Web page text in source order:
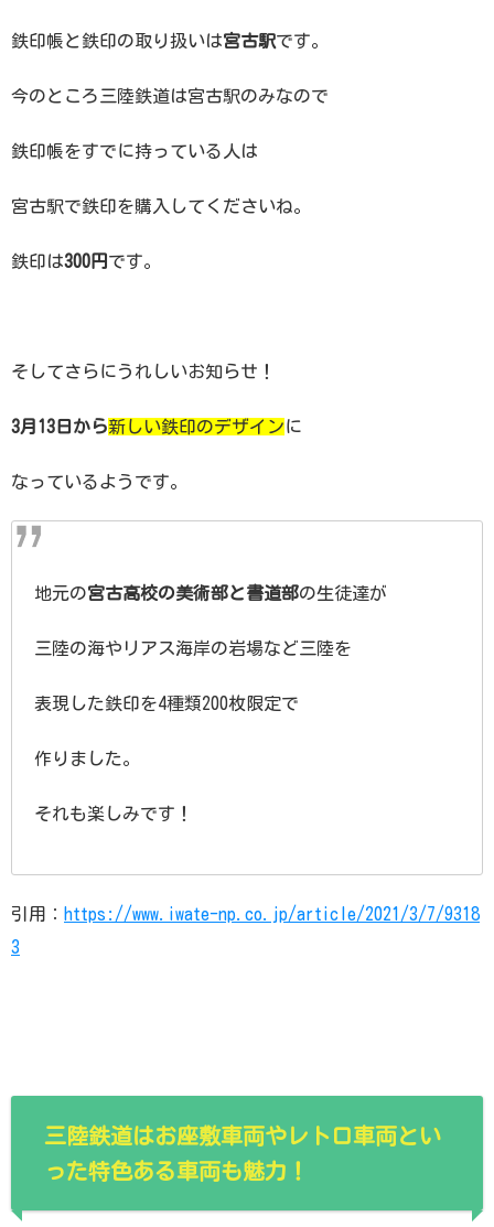
鉄印帳と鉄印の取り扱いは宮古駅です。
今のところ三陸鉄道は宮古駅のみなので
鉄印帳をすでに持っている人は
宮古駅で鉄印を購入してくださいね。
鉄印は300円 です。
そしてさらにうれしいお知らせ！
3月13日から新しい鉄印のデザインに
なっているようです。
地元の宮古高校の美術部と書道部の生徒達が
三陸の海やリアス海岸の岩場など三陸を
表現した鉄印を4種類200枚限定で
作りました。
それも楽しみです！
引用： https://www.iwate-np.co.jp/article/2021/3/7/9318
3
三陸鉄道はお座敷車両やレトロ車両とい
った特色ある車両も魅力！